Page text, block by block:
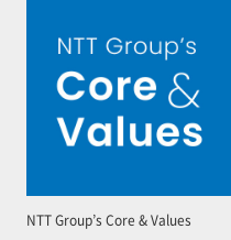
NTT Group’s Core & Values